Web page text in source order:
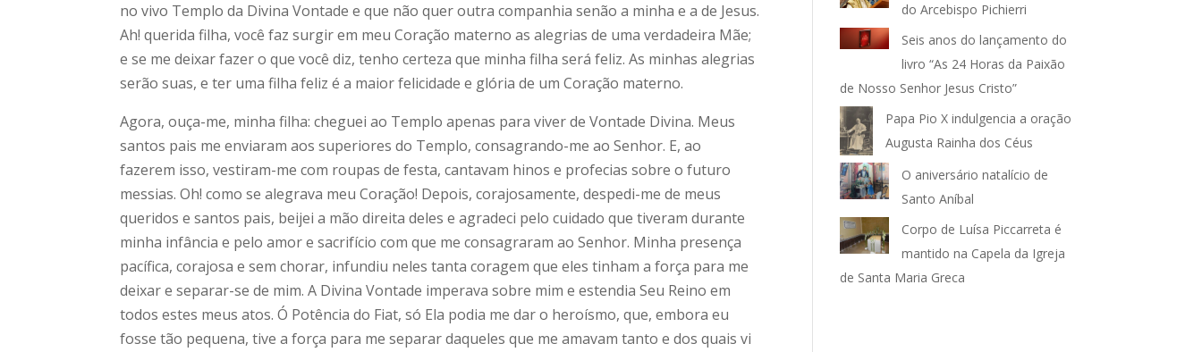
no vivo Templo da Divina Vontade e que não quer outra companhia senão a minha e a de Jesus.
Ah! querida filha, você faz surgir em meu Coração materno as alegrias de uma verdadeira Mãe;
e se me deixar fazer o que você diz, tenho certeza que minha filha será feliz. As minhas alegrias
serão suas, e ter uma filha feliz é a maior felicidade e glória de um Coração materno.
Agora, ouça-me, minha filha: cheguei ao Templo apenas para viver de Vontade Divina. Meus
santos pais me enviaram aos superiores do Templo, consagrando-me ao Senhor. E, ao
fazerem isso, vestiram-me com roupas de festa, cantavam hinos e profecias sobre o futuro
messias. Oh! como se alegrava meu Coração! Depois, corajosamente, despedi-me de meus
queridos e santos pais, beijei a mão direita deles e agradeci pelo cuidado que tiveram durante
minha infância e pelo amor e sacrifício com que me consagraram ao Senhor. Minha presença
pacífica, corajosa e sem chorar, infundiu neles tanta coragem que eles tinham a força para me
deixar e separar-se de mim. A Divina Vontade imperava sobre mim e estendia Seu Reino em
todos estes meus atos. Ó Potência do Fiat, só Ela podia me dar o heroísmo, que, embora eu
fosse tão pequena, tive a força para me separar daqueles que me amavam tanto e dos quais vi
do Arcebispo Pichierri
Seis anos do lançamento do
livro “As 24 Horas da Paixão
de Nosso Senhor Jesus Cristo”
Papa Pio X indulgencia a oração
Augusta Rainha dos Céus
O aniversário natalício de
Santo Aníbal
Corpo de Luísa Piccarreta é
mantido na Capela da Igreja
de Santa Maria Greca